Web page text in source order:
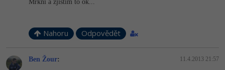
Mrkni a zjistim to ok...
Nahoru Odpovědět
Ben Žour: 11.4.2013 21:57